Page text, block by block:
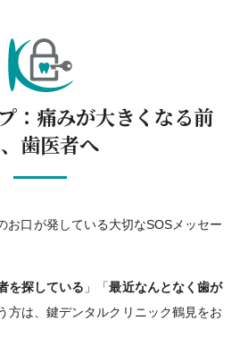
：痛みが大きくなる前
歯医者へ
お口が発している大切なSOSメッセー
を探している 」「最近なんとなく歯が
方は、鍵デンタルクリニック鶴見をお